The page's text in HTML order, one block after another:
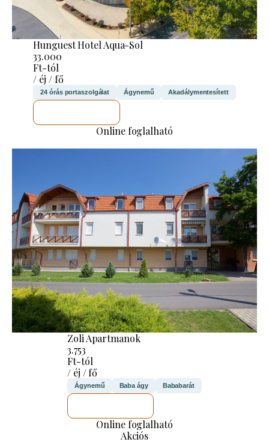
Hunguest Hotel Aqua-Sol
33.000
Ft-tól
/ éj / fő
24 órás portaszolgálat Ágynemű Akadálymentesített
Online foglalható
Zoli Apartmanok
3.753
Ft-tól
/ éj / fő
Ágynemű Baba ágy Bababarát
Online foglalható
Akciós